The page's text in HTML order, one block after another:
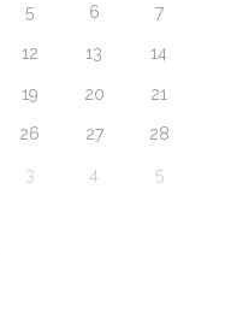
5 6 7
12 13 14
19 20 21
26 27 28
3 4 5